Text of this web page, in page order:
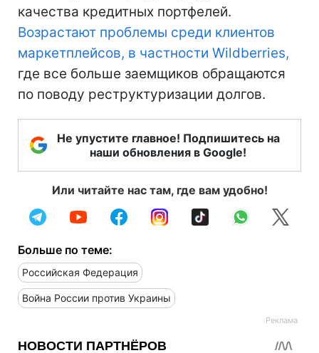
качества кредитных портфелей.
Возрастают проблемы среди клиентов
маркетплейсов, в частности Wildberries,
где все больше заемщиков обращаются
по поводу реструктуризации долгов.
Не упустите главное! Подпишитесь на
наши обновления в Google!
Или читайте нас там, где вам удобно!
Больше по теме:
Российская Федерация
Война России против Украины